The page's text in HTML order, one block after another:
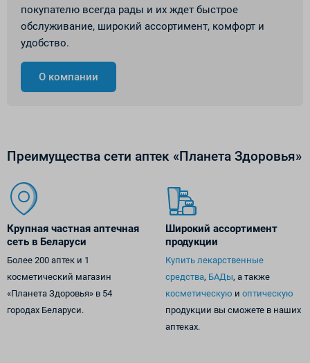
покупателю всегда рады и их ждет быстрое
обслуживание, широкий ассортимент, комфорт и
удобство.
О компании
Преимущества сети аптек «Планета Здоровья»
Крупная частная аптечная
сеть в Беларуси
Более 200 аптек и 1
косметический магазин
«Планета Здоровья» в 54
городах Беларуси.
Широкий ассортимент
продукции
Купить лекарственные
средства, БАДы, а также
косметическую и оптическую
продукции вы сможете в наших
аптеках.